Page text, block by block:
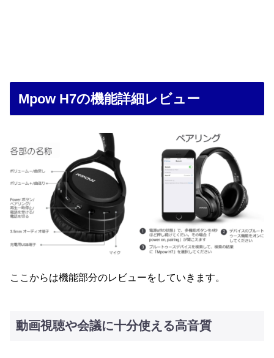
Mpow H7の機能詳細レビュー
ここからは機能部分のレビューをしていきます。
動画視聴や会議に十分使える高音質